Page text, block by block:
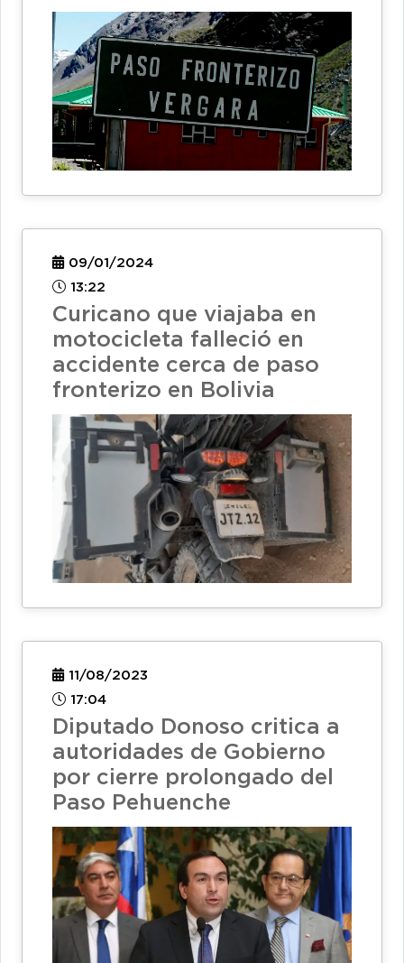
09/01/2024
13:22
Curicano que viajaba en
motocicleta falleció en
accidente cerca de paso
fronterizo en Bolivia
11/08/2023
17:04
Diputado Donoso critica a
autoridades de Gobierno
por cierre prolongado del
Paso Pehuenche